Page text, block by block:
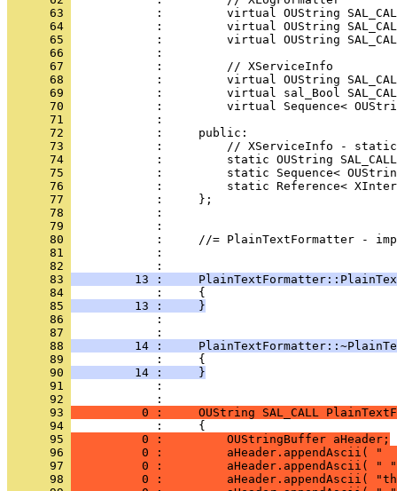
      63
      64
      65
      66
      67
      68
      69
      70
      71
      72
      73
      74
      75
      76
      77
      78
      79
      80
      81
            :
      82
      83
13 :
      84
      85
         13 :     }
      86
            :
      87
      88
14 :
      89
      90
         14 :     }
      91
            :
      92
      93
0 :     OUString SAL_CALL
      94
      95
          0 :         OUStringBuffer aHeader;
      96
0 :         aHeader.appendAscii( "
      97
0 :         aHeader.appendAscii( "
      98
0 :         aHeader.appendAscii(